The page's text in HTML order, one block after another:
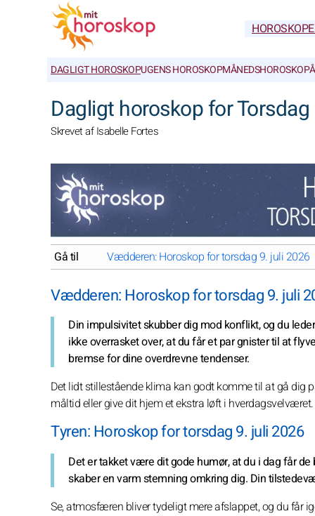
DAGLIGT HOROSKOPUGENS HOROSKOPMÅNEDSHOROSKOP
Dagligt horoskop for
Skrevet af Isabelle Fortes
Gå til Vædderen: Horoskop for torsdag 9. juli 2026
Vædderen: Horoskop for torsdag 9. juli
Din impulsivitet skubber dig mod konflikt, og du
ikke overrasket over, at du får et par gnister til at
bremse for dine overdrevne tendenser.
Det lidt stillestående klima kan godt komme til at gå dig
måltid eller give dit hjem et ekstra løft i hverdagsvelværet.
Tyren: Horoskop for torsdag 9. juli 2026
Det er takket være dit gode humør, at du i dag får
skaber en varm stemning omkring dig. Din
Se, atmosfæren bliver tydeligt mere afslappet, og du får